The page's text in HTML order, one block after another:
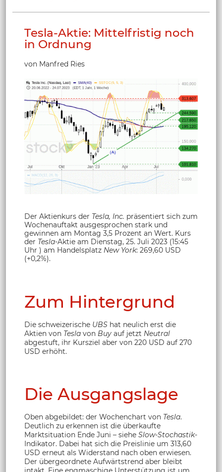
Tesla-Aktie: Mittelfristig noch
in Ordnung
von Manfred Ries
Der Aktienkurs der Tesla, Inc. präsentiert sich zum
Wochenauftakt ausgesprochen stark und
gewinnen am Montag 3,5 Prozent an Wert. Kurs
der Tesla-Aktie am Dienstag, 25. Juli 2023 (15:45
Uhr ) am Handelsplatz New York: 269,60 USD
(+0,2%).
Zum Hintergrund
Die schweizerische UBS hat neulich erst die
Aktien von Tesla von Buy auf jetzt Neutral
abgestuft, ihr Kursziel aber von 220 USD auf 270
USD erhöht.
Die Ausgangslage
Oben abgebildet: der Wochenchart von Tesla.
Deutlich zu erkennen ist die überkaufte
Marktsituation Ende Juni – siehe Slow-Stochastik-
Indikator. Dabei hat sich die Preislinie um 313,60
USD erneut als Widerstand nach oben erwiesen.
Der übergeordnete Aufwärtstrend aber bleibt